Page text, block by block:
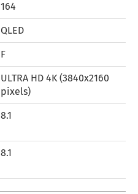
164
QLED
F
ULTRA HD 4K (3840x2160
pixels)
8.1
8.1